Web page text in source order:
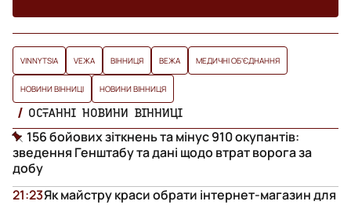
VINNYTSIA VЕЖА ВІННИЦЯ ВЕЖА МЕДИЧНІ ОБʼЄДНАННЯ
НОВИНИ ВІННИЦІ НОВИНИ ВІННИЦЯ
ОСТАННІ НОВИНИ ВІННИЦІ
156 бойових зіткнень та мінус 910 окупантів:
зведення Генштабу та дані щодо втрат ворога за
добу
Як майстру краси обрати інтернет-магазин для
21:23